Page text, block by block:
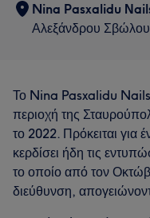
Nina Pasxalidu
Αλεξάνδρου
Το Nina Pasxalidu Nails
περιοχή της
το 2022. Πρόκειται για
κερδίσει ήδη τις
το οποίο από τον
διεύθυνση,